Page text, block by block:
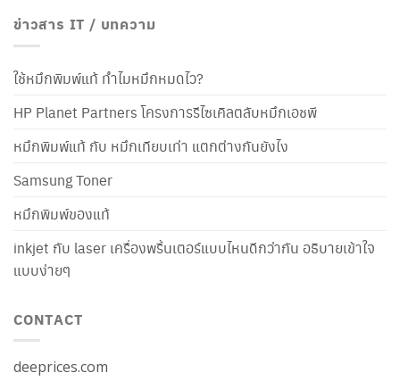
ข่าวสาร IT / บทความ
ใช้หมึกพิมพ์แท้ ทำไมหมึกหมดไว?
HP Planet Partners โครงการรีไซเคิลตลับหมึกเอชพี
หมึกพิมพ์แท้ กับ หมึกเทียบเท่า แตกต่างกันยังไง
Samsung Toner
หมึกพิมพ์ของแท้
inkjet กับ laser เครื่องพริ้นเตอร์แบบไหนดีกว่ากัน อธิบายเข้าใจ
แบบง่ายๆ
CONTACT
deeprices.com